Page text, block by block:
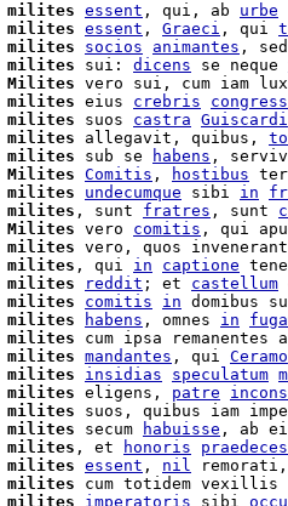
milites essent , qui, ab urbe
milites essent , Graeci , qui
milites socios animantes ,
milites sui: dicens se neque
Milites vero sui, cum iam lux
milites eius crebris
milites suos castra Guiscardi
milites allegavit, quibus,
milites sub se habens
Milites Comitis , hostibus
milites undecumque sibi in
milites , sunt fratres , sunt
Milites vero comitis , qui
milites vero, quos
milites , qui in captione
milites reddit ; et castellum
milites comitis in domibus
milites habens , omnes in
milites
milites mandantes , qui Ceramo
milites insidias speculatum
milites eligens, patre
milites suos, quibus iam
milites secum habuisse , ab
milites , et honoris
milites essent , nil remorati,
milites cum totidem vexillis
milites imperatoris sibi